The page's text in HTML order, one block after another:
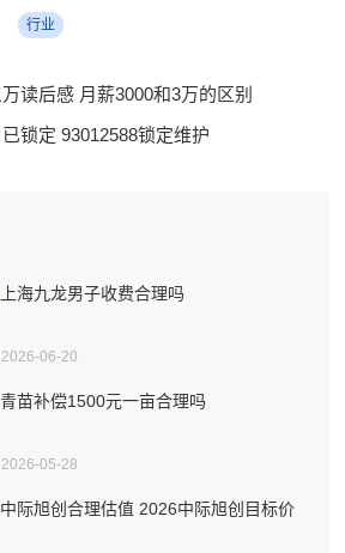
行业
读后感 月薪3000和3万的区别
锁定 93012588锁定维护
上海九龙男子收费合理吗
2026-06-20
青苗补偿1500元一亩合理吗
2026-05-28
中际旭创合理估值 2026中际旭创目标价